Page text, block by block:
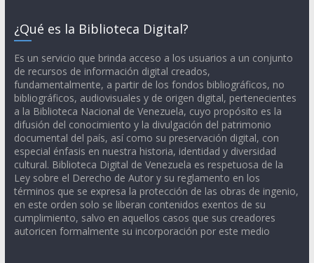
¿Qué es la Biblioteca Digital?
Es un servicio que brinda acceso a los usuarios a un conjunto
de recursos de información digital creados,
fundamentalmente, a partir de los fondos bibliográficos, no
bibliográficos, audiovisuales y de origen digital, pertenecientes
a la Biblioteca Nacional de Venezuela, cuyo propósito es la
difusión del conocimiento y la divulgación del patrimonio
documental del país, así como su preservación digital, con
especial énfasis en nuestra historia, identidad y diversidad
cultural. Biblioteca Digital de Venezuela es respetuosa de la
Ley sobre el Derecho de Autor y su reglamento en los
términos que se expresa la protección de las obras de ingenio,
en este orden solo se liberan contenidos exentos de su
cumplimiento, salvo en aquellos casos que sus creadores
autoricen formalmente su incorporación por este medio